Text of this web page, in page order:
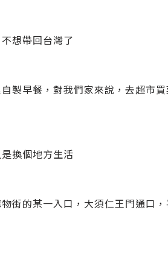
想帶回台灣了
製早餐，對我們家來說，去超市
換個地方生活
街的某一入口，大須仁王門通口